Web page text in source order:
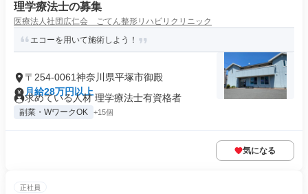
理学療法士の募集
医療法人社団広仁会 ごてん整形リハビリクリニック
エコーを用いて施術しよう！
〒254-0061神奈川県平塚市御殿
月給28万円以上
求めている人材 理学療法士有資格者
副業・WワークOK +15個
気になる
正社員